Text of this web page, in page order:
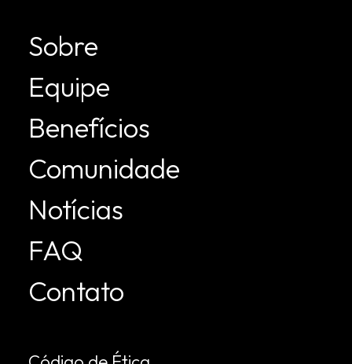
Sobre
Equipe
Benefícios
Comunidade
Notícias
FAQ
Contato